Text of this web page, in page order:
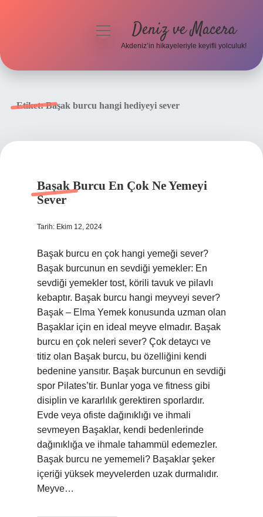
menüyü Deniz ve Macera
Akdeniz’in hikayeleriyle keyifli yolculuk!
Etiket:Başak burcu hangi hediyeyi sever
Başak Burcu En Çok Ne Yemeyi
Sever
Tarih: Ekim 12, 2024
Başak burcu en çok hangi yemeği sever?
Başak burcunun en sevdiği yemekler: En
sevdiği yemekler tost, körili tavuk ve pilavlı
kebaptır. Başak burcu hangi meyveyi sever?
Başak – Elma Yemek konusunda uzman olan
Başaklar için en ideal meyve elmadır. Başak
burcu en çok neleri sever? Çok detaycı ve
titiz olan Başak burcu, bu özelliğini kendi
bedenine yansıtır. Başak burcunun en sevdiği
spor Pilates’tir. Bunlar yoga ve fitness gibi
disiplin ve kararlılık gerektiren sporlardır.
Evde veya ofiste dağınıklığı ve ihmali
sevmeyen Başaklar, kendi bedenlerinde
dağınıklığa ve ihmale tahammül edemezler.
Başak burcu ne yememeli? Başaklar şeker
içeriği yüksek meyvelerden uzak durmalıdır.
Meyve…